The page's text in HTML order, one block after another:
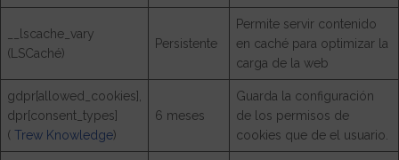
__lscache_vary
(LSCaché)
Persistente
Permite servir contenido
en caché para optimizar la
carga de la web
gdpr[allowed_cookies],
dpr[consent_types]
( Trew Knowledge)
6 meses
Guarda la configuración
de los permisos de
cookies que de el usuario.